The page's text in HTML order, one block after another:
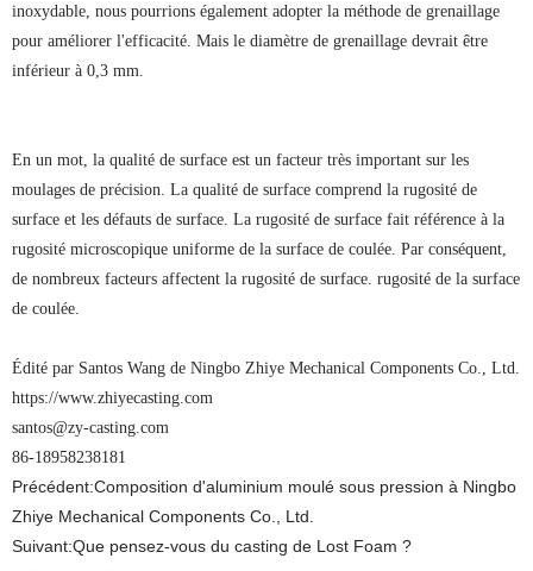
inoxydable, nous pourrions également adopter la méthode de grenaillage
pour améliorer l'efficacité. Mais le diamètre de grenaillage devrait être
inférieur à 0,3 mm.
En un mot, la qualité de surface est un facteur très important sur les
moulages de précision. La qualité de surface comprend la rugosité de
surface et les défauts de surface. La rugosité de surface fait référence à la
rugosité microscopique uniforme de la surface de coulée. Par conséquent,
de nombreux facteurs affectent la rugosité de surface. rugosité de la surface
de coulée.
Édité par Santos Wang de Ningbo Zhiye Mechanical Components Co., Ltd.
https://www.zhiyecasting.com
santos@zy-casting.com
86-18958238181
Précédent:Composition d'aluminium moulé sous pression à Ningbo
Zhiye Mechanical Components Co., Ltd.
Suivant:Que pensez-vous du casting de Lost Foam ?